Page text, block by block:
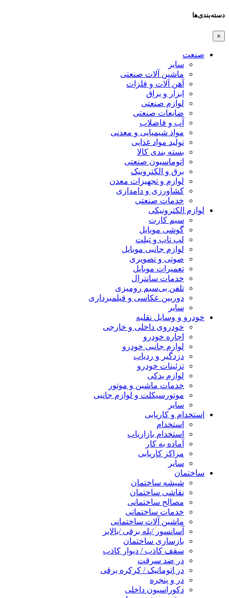
دسته‌بندی‌ها
×
صنعت
سایر
ماشین آلات صنعتی
آهن آلات و فلزات
ابزار و یراق
لوازم صنعتی
ضایعات صنعتی
آب و فاضلاب
مواد شیمیایی و معدنی
تولید مواد غذایی
بسته بندی کالا
اتوماسیون صنعتی
برق و الکترونیک
لوازم و تجهیزات معدن
کشاورزی و دامداری
خدمات صنعتی
لوازم الکترونیکی
سیم کارت
گوشی موبایل
لپ تاپ و تبلت
لوازم جانبی موبایل
صوتی و تصویری
تعمیرات موبایل
خدمات سانترال
تلفن بی‌سیم رومیزی
دوربین عکاسی و فیلمبرداری
سایر
خودرو و وسایل نقلیه
خودروی داخلی و خارجی
اجاره خودرو
لوازم جانبی خودرو
دزدگیر و ردیاب
تزئینات خودرو
لوازم یدکی
خدمات ماشین و موتور
موتورسیکلت و لوازم جانبی
سایر
استخدام و کاریابی
استخدام
استخدام بازاریاب
آماده به کار
مراکز کاریابی
سایر
ساختمان
شیشه ساختمان
نقاشی ساختمان
مصالح ساختمانی
خدمات ساختمانی
ماشین آلات ساختمانی
آسانسور /پله برقی /بالابر
بازسازی ساختمان
سقف کاذب / دیوار کاذب
در ضد سرقت
در اتوماتیک / کرکره برقی
در و پنجره
دکوراسیون داخلی